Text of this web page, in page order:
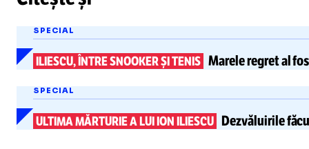
SPECIAL
ILIESCU, ÎNTRE SNOOKER ȘI TENIS Marele regretal
SPECIAL
ULTIMA MĂRTURIE A LUI ION ILIESCU Dezvăluirile